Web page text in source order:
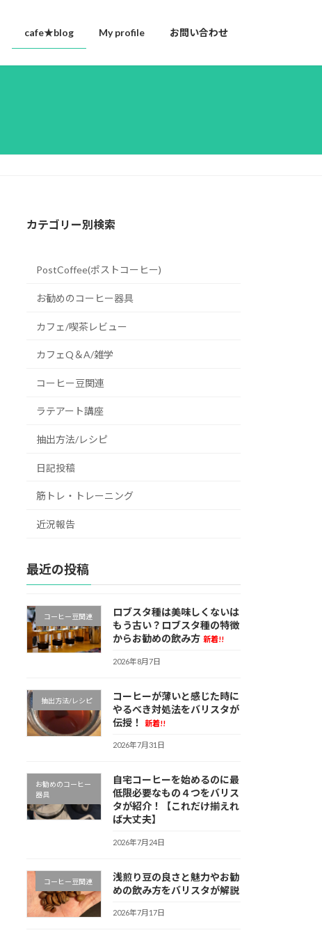
cafe★blog My profile お問い合わせ
カテゴリー別検索
PostCoffee(ポストコーヒー)
お勧めのコーヒー器具
カフェ/喫茶レビュー
カフェQ＆A/雑学
コーヒー豆関連
ラテアート講座
抽出方法/レシピ
日記投稿
筋トレ・トレーニング
近況報告
最近の投稿
コーヒー豆関連
ロブスタ種は美味しくないは
もう古い？ロブスタ種の特徴
からお勧めの飲み方 新着!!
2026年8月7日
抽出方法/レシピ
コーヒーが薄いと感じた時に
やるべき対処法をバリスタが
伝授！
新着!!
2026年7月31日
お勧めのコーヒー
器具
自宅コーヒーを始めるのに最
低限必要なもの４つをバリス
タが紹介！【これだけ揃えれ
ば大丈夫】
2026年7月24日
コーヒー豆関連
浅煎り豆の良さと魅力やお勧
めの飲み方をバリスタが解説
2026年7月17日